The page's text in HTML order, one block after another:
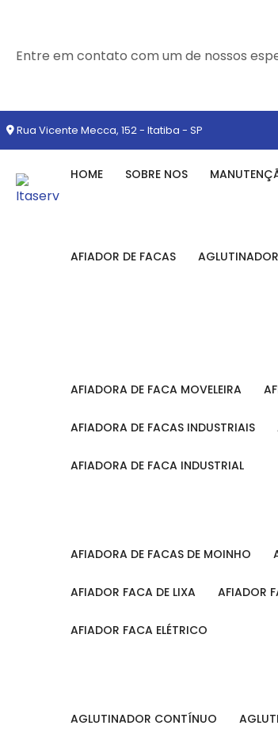
Entre em contato com um de nossos
Rua Vicente Mecca, 152 - Itatiba - SP
HOME SOBRE NOS
AFIADOR DE FACAS
AFIADORA DE FACA MOVELEIRA
AFIADORA DE FACAS INDUSTRIAIS
AFIADORA DE FACA INDUSTRIAL
AFIADORA DE FACAS DE MOINHO
AFIADOR FACA DE LIXA AFIADOR
AFIADOR FACA ELÉTRICO
AGLUTINADOR CONTÍNUO